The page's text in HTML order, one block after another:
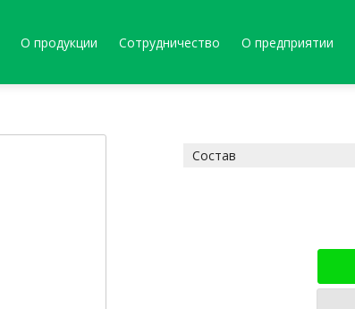
О продукции Сотрудничество О предприятии
Состав